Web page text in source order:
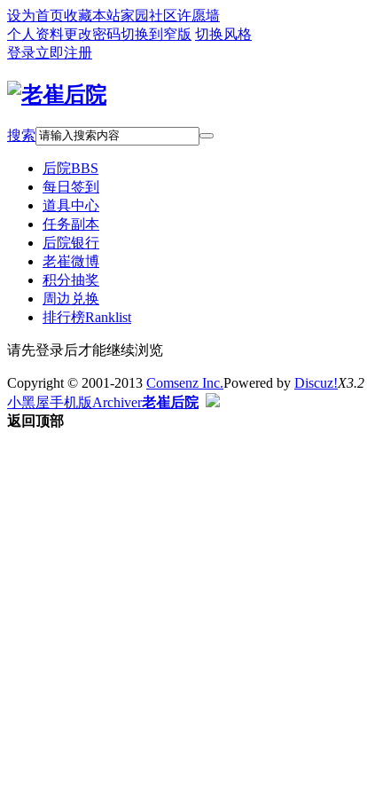
设为首页收藏本站家园社区许愿墙
个人资料更改密码切换到窄版 切换风格
登录立即注册
搜索
后院BBS
每日签到
道具中心
任务副本
后院银行
老崔微博
积分抽奖
周边兑换
排行榜Ranklist
请先登录后才能继续浏览
Copyright © 2001-2013 Comsenz Inc.Powered by Discuz!X3.2
小黑屋手机版Archiver老崔后院
返回顶部